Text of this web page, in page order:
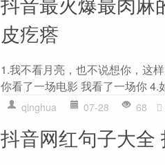
皮疙瘩
1.我不看月亮，也不说想你，这
你看了一场电影 我看了一场你 4.
qinghua 07-28 68
抖音网红句子大全